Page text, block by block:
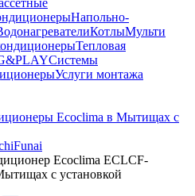
Напольно-
КотлыМульти
Тепловая
Системы
Услуги монтажа
Ecoclima в Мытищах с
Funai
Ecoclima ECLCF-
с установкой